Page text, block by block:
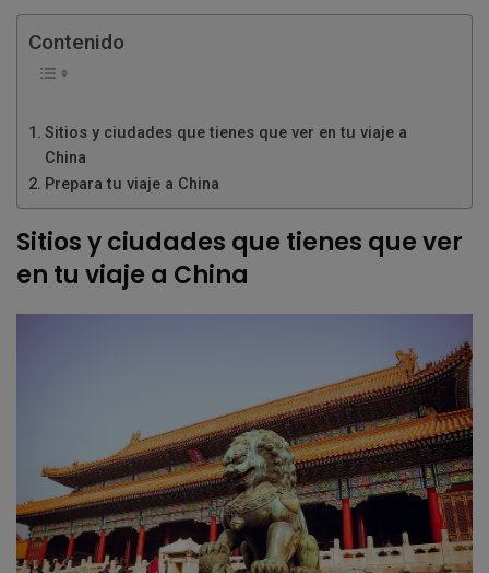
Contenido
Sitios y ciudades que tienes que ver en tu viaje a
China
Prepara tu viaje a China
Sitios y ciudades que tienes que ver
en tu viaje a China